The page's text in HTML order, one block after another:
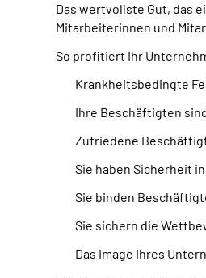
Das wertvollste Gut, das
Mitarbeiterinnen und
So profitiert Ihr
Krankheitsbedingte
Ihre Beschäftigten
Zufriedene
Sie haben Sicherheit
Sie binden
Sie sichern die
Das Image Ihres